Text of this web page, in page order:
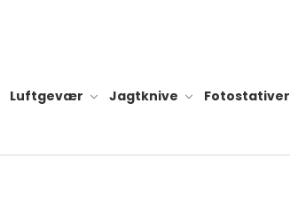
Luftgevær Jagtknive Fotostativer